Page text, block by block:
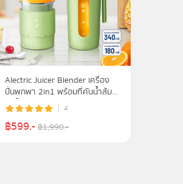
Alectric Juicer Blender เครื่อง
ปั่นพกพา 2in1 พร้อมที่คันน้ำส้ม
อัตโนมัติ รุ่น A-JB1 - รับประกัน 3
ปี
4
฿599.-฿1,990.-